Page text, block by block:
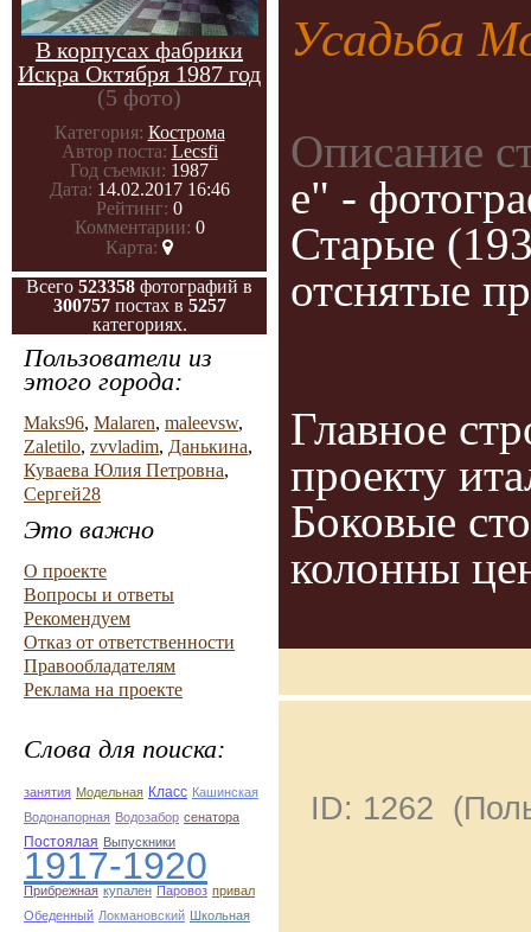
В корпусах фабрики
Искра Октября 1987 год
(5 фото)
Категория: Кострома
Автор поста: Lecsfi
Год съемки: 1987
Дата: 14.02.2017 16:46
Рейтинг: 0
Комментарии: 0
Карта:
Всего 523358 фотографий в
300757постах в 5257
категориях.
Пользователи из
этого города:
Maks96, Malaren, maleevsw,
Zaletilo, zvvladim, Данькина,
Куваева Юлия Петровна,
Сергей28
Это важно
О проекте
Вопросы и ответы
Рекомендуем
Отказ от ответственности
Правообладателям
Реклама на проекте
Слова для поиска:
занятия Модельная Класс Кашинская
Водонапорная Водозабор сенатора
Постоялая Выпускники
1917-1920
Прибрежная купален Паровоз привал
Обеденный Локмановский Школьная
Усадьба
Описание
e" -
Старые
отснятые
Главное
проекту
Боковые
колонны
ID: 1262